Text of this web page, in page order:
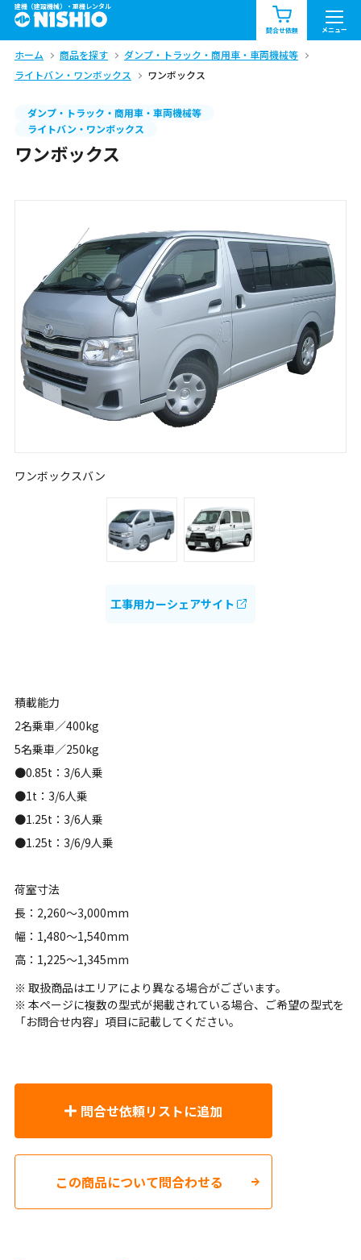
建機（建設機械）・重機レンタル
問合せ依頼 メニュー
商品一覧 お知らせ一覧
問合せ依頼リスト お問合せ
北海道
ホーム 商品を探す
ダンプ・トラック・商用車・車両機械等
ライトバン・ワンボックス
ワンボックス
ダンプ・トラック・商用車・車両機械等
ライトバン・ワンボックス
ワンボックス
ワンボックスバン
工事用カーシェアサイト
積載能力
2名乗車／400kg
5名乗車／250kg
●0.85t：3/6人乗
●1t：3/6人乗
●1.25t：3/6人乗
●1.25t：3/6/9人乗
荷室寸法
長：2,260～3,000mm
幅：1,480～1,540mm
高：1,225～1,345mm
※ 取扱商品はエリアにより異なる場合がございます。
※ 本ページに複数の型式が掲載されている場合、ご希望の型式を
「お問合せ内容」項目に記載してください。
問合せ依頼リストに追加
この商品について問合わせる